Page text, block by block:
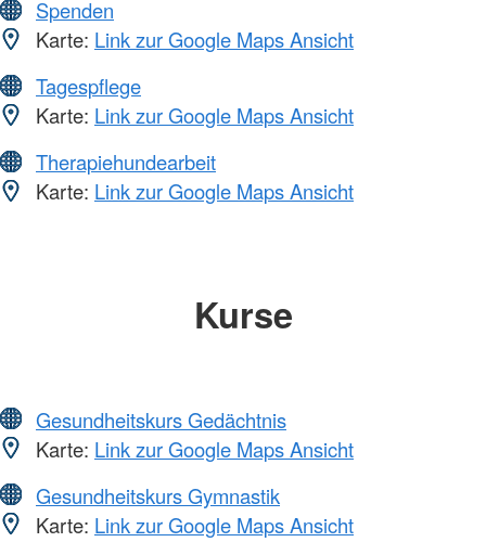
Spenden
Karte: Link zur Google Maps Ansicht
Tagespflege
Karte: Link zur Google Maps Ansicht
Therapiehundearbeit
Karte: Link zur Google Maps Ansicht
Kurse
Gesundheitskurs Gedächtnis
Karte: Link zur Google Maps Ansicht
Gesundheitskurs Gymnastik
Karte: Link zur Google Maps Ansicht